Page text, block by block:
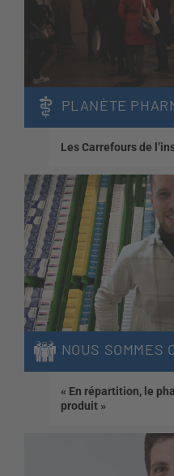
PLANÈTE
Les Carrefours de
NOUS SOMMES
« En répartition, le
produit »